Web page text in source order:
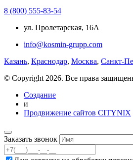
8 (800) 555-83-54
ул. Пролетарская, 16А
info@kosmin-grupp.com
Казань, Краснодар, Москва, Санкт-
© Copyright 2026. Все права
Создание
и
Продвижение сайтов CITYNIX
Заказать звонок